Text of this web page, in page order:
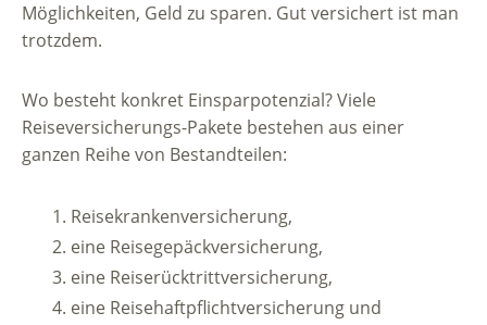
Möglichkeiten, Geld zu sparen. Gut versichert ist man
trotzdem.
Wo besteht konkret Einsparpotenzial? Viele
Reiseversicherungs-Pakete bestehen aus einer
ganzen Reihe von Bestandteilen:
Reisekrankenversicherung,
eine Reisegepäckversicherung,
eine Reiserücktrittversicherung,
eine Reisehaftpflichtversicherung und